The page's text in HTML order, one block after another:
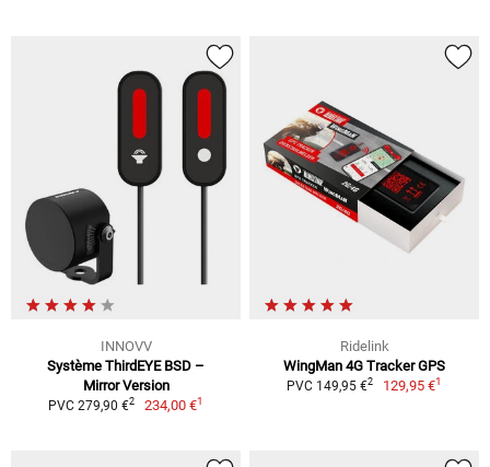
INNOVV
Système ThirdEYE BSD –
Mirror Version
PVC 279,90 €2 234,00 €1
Ridelink
WingMan 4G Tracker GPS
PVC 149,95 €2 129,95 €1